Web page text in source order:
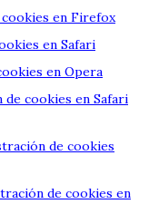
en Firefox
en Safari
en Opera
de cookies en Safari
de cookies
de cookies en